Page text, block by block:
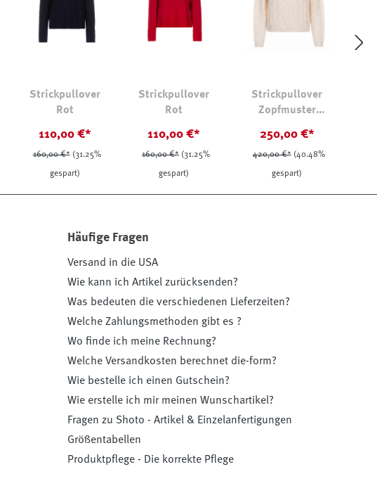
Strickpullover
Rot
110,00 €*
160,00 €* (31.25%
gespart)
Strickpullover
Rot
110,00 €*
160,00 €* (31.25%
gespart)
Strickpullover
Zopfmuster
250,00 €*
420,00 €* (40.48%
gespart)
Häufige Fragen
Versand in die USA
Wie kann ich Artikel zurücksenden?
Was bedeuten die verschiedenen Lieferzeiten?
Welche Zahlungsmethoden gibt es ?
Wo finde ich meine Rechnung?
Welche Versandkosten berechnet die-form?
Wie bestelle ich einen Gutschein?
Wie erstelle ich mir meinen Wunschartikel?
Fragen zu Shoto - Artikel & Einzelanfertigungen
Größentabellen
Produktpflege - Die korrekte Pflege